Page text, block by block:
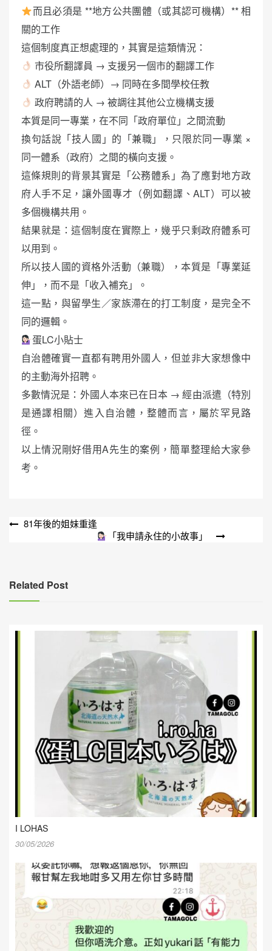
而且必須是 **地方公共團體（或其認可機構）** 相
關的工作
這個制度真正想處理的，其實是這類情況：
市役所翻譯員 → 支援另一個市的翻譯工作
ALT（外語老師）→ 同時在多間學校任教
政府聘請的人 → 被調往其他公立機構支援
本質是同一專業，在不同「政府單位」之間流動
換句話說「技人國」的「兼職」，只限於同一專業 ×
同一體系（政府）之間的橫向支援。
這條規則的背景其實是「公務體系」為了應對地方政
府人手不足，讓外國專才（例如翻譯、ALT）可以被
多個機構共用。
結果就是：這個制度在實際上，幾乎只剩政府體系可
以用到。
所以技人國的資格外活動（兼職），本質是「專業延
伸」，而不是「收入補充」。
這一點，與留學生／家族滯在的打工制度，是完全不
同的邏輯。
蛋LC小貼士
自治體確實一直都有聘用外國人，但並非大家想像中
的主動海外招聘。
多數情況是：外國人本來已在日本 → 經由派遣（特別
是通譯相關）進入自治體，整體而言，屬於罕見路
徑。
以上情況剛好借用A先生的案例，簡單整理給大家參
考。
文
覽
81年後的姐妹重逢
「我申請永住的小故事」
Related Post
I LOHAS
30/05/2026